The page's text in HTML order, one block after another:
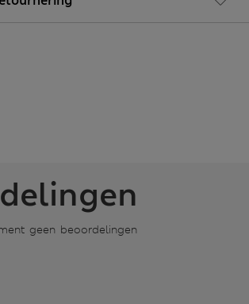
geen beoordelingen